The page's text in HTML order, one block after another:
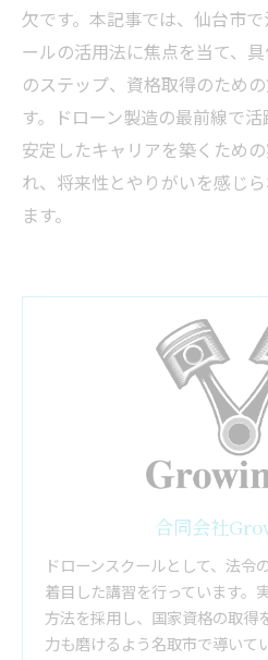
欠です。本記事では、仙台市
ールの活用法に焦点を当て、
のステップ、資格取得のため
す。ドローン製造の最前線で活
安定したキャリアを築くため
れ、将来性とやりがいを感じ
ます。
合同会社
ドローンスクールとして、法令
着目した講習を行っています。
方法を採用し、国家資格の取得
力も磨けるよう名取市で導いて